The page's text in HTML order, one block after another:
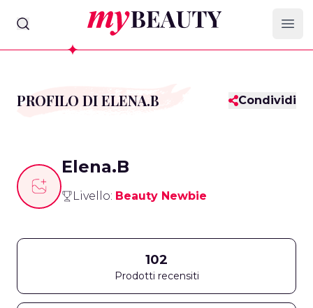
myBeauty
PROFILO DI ELENA.B Condividi
Elena.B
Livello: Beauty Newbie
102
Prodotti recensiti